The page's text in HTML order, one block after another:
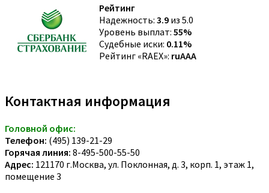
Рейтинг
Надежность: 3.9 из 5.0
Уровень выплат: 55%
Судебные иски: 0.11%
Рейтинг «RAEX»: ruAAA
Контактная информация
Головной офис:
Телефон: (495) 139-21-29
Горячая линия: 8-495-500-55-50
Адрес: 121170 г.Москва, ул. Поклонная, д. 3, корп. 1, этаж 1,
помещение 3